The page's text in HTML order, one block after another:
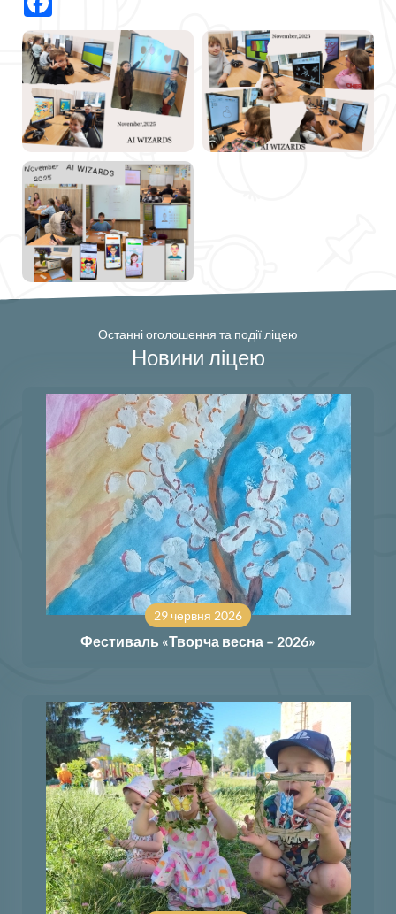
Останні оголошення та події ліцею
Новини ліцею
29 червня 2026
Фестиваль «Творча весна – 2026»